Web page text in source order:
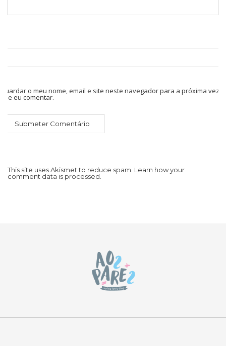
Guardar o meu nome, email e site neste navegador para a próxima vez
que eu comentar.
This site uses Akismet to reduce spam. Learn how your
comment data is processed.